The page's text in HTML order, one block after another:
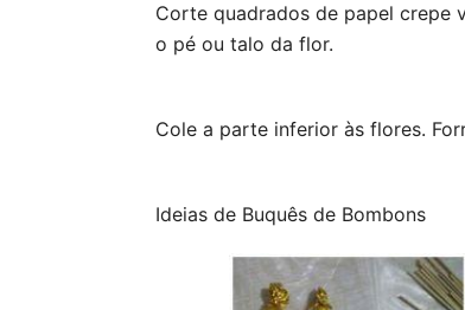
Corte quadrados de papel crepe
o pé ou talo da flor.
Cole a parte inferior às flores.
Ideias de Buquês de Bombons